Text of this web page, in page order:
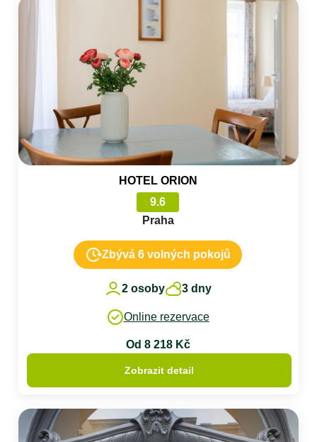
HOTEL ORION
9.6
Praha
Zbývá 6 volných pokojů
2 osoby 3 dny
Online rezervace
Od 8 218 Kč
Zobrazit detail